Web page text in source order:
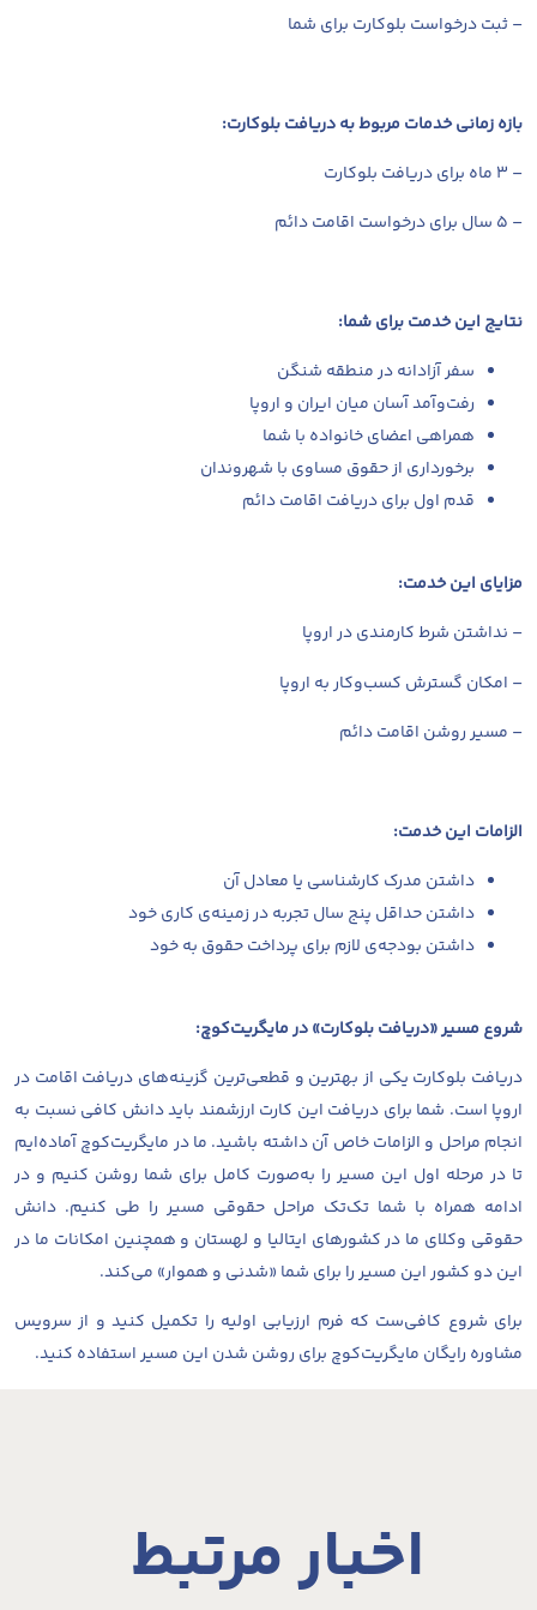
– ثبت درخواست بلوکارت برای شما
بازه زمانی خدمات مربوط به دریافت بلوکارت:
– ۳ ماه برای دریافت بلوکارت
– ۵ سال برای درخواست اقامت دائم
نتایج این خدمت برای شما:
سفر آزادانه در منطقه شنگن
رفت‌وآمد آسان میان ایران و اروپا
همراهی اعضای خانواده با شما
برخورداری از حقوق مساوی با شهروندان
قدم اول برای دریافت اقامت دائم
مزایای این خدمت:
– نداشتن شرط کارمندی در اروپا
– امکان گسترش کسب‌وکار به اروپا
– مسیر روشن اقامت دائم
الزامات این خدمت:
داشتن مدرک کارشناسی یا معادل آن
داشتن حداقل پنج سال تجربه در زمینه‌ی کاری خود
داشتن بودجه‌ی لازم برای پرداخت حقوق به خود
شروع مسیر «دریافت بلوکارت» در مایگریت‌کوچ:
دریافت بلوکارت یکی از بهترین و قطعی‌ترین گزینه‌های دریافت اقامت در
اروپا است. شما برای دریافت این کارت ارزشمند باید دانش کافی نسبت به
انجام مراحل و الزامات خاص آن داشته باشید. ما در مایگریت‌کوچ آماده‌ایم
تا در مرحله اول این مسیر را به‌صورت کامل برای شما روشن کنیم و در
ادامه همراه با شما تک‌تک مراحل حقوقی مسیر را طی کنیم. دانش
حقوقی وکلای ما در کشورهای ایتالیا و لهستان و همچنین امکانات ما در
این دو کشور این مسیر را برای شما «شدنی و هموار» می‌کند.
برای شروع کافی‌ست که فرم ارزیابی اولیه را تکمیل کنید و از سرویس
مشاوره رایگان مایگریت‌کوچ برای روشن شدن این مسیر استفاده کنید.
اخبار مرتبط